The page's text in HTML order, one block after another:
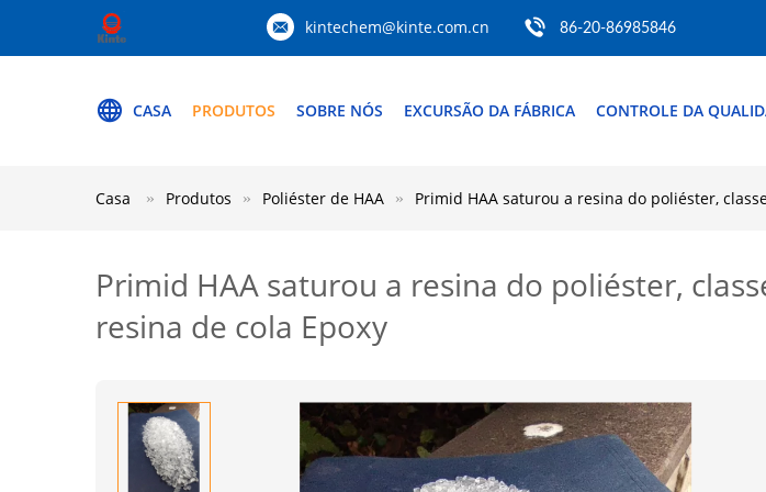
kintechem@kinte.com.cn 86-20-86985846
CASA PRODUTOS SOBRE NÓS EXCURSÃO DA FÁBRICA CONTROLE DA
Casa Produtos Poliéster de HAA Primid HAA saturou a resina do poliéster,
Primid HAA saturou a resina do poliéster,
resina de cola Epoxy